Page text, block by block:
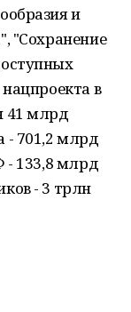
и
"Сохранение
в
41 млрд
- 701,2 млрд
- 133,8 млрд
- 3 трлн